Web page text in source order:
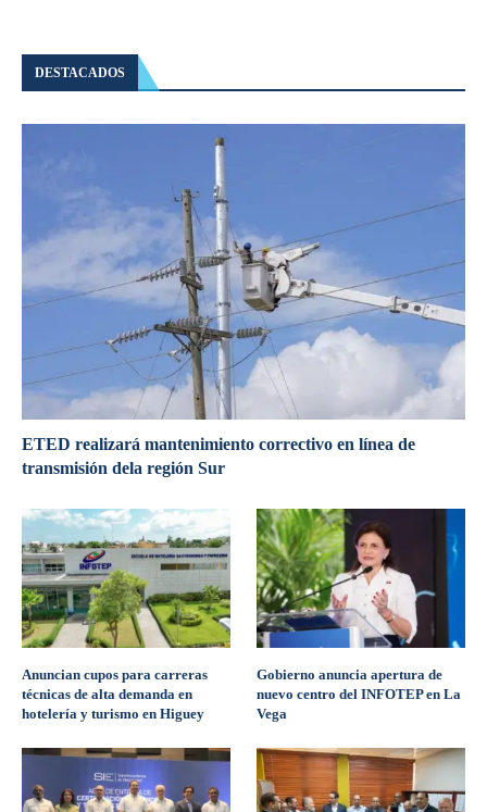
DESTACADOS
ETED realizará mantenimiento correctivo en línea de
transmisión dela región Sur
Anuncian cupos para carreras
técnicas de alta demanda en
hotelería y turismo en Higuey
Gobierno anuncia apertura de
nuevo centro del INFOTEP en La
Vega